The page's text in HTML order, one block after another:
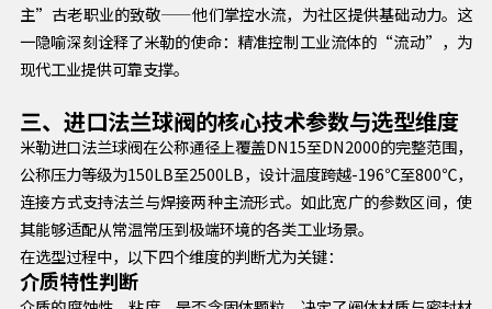
主”古老职业的致敬——他们掌控水流，为社区提供基础动力。这
一隐喻深刻诠释了米勒的使命：精准控制工业流体的“流动”，为
现代工业提供可靠支撑。
三、进口法兰球阀的核心技术参数与选型维度
米勒进口法兰球阀在公称通径上覆盖DN15至DN2000的完整范围，
公称压力等级为150LB至2500LB，设计温度跨越-196℃至800℃，
连接方式支持法兰与焊接两种主流形式。如此宽广的参数区间，使
其能够适配从常温常压到极端环境的各类工业场景。
在选型过程中，以下四个维度的判断尤为关键：
介质特性判断